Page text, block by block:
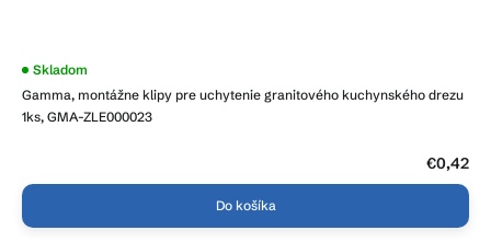
Gamma, montážne klipy pre uchytenie granitového kuchynského drezu
1ks, GMA-ZLE000023
Skladom
€0,42
Do košíka